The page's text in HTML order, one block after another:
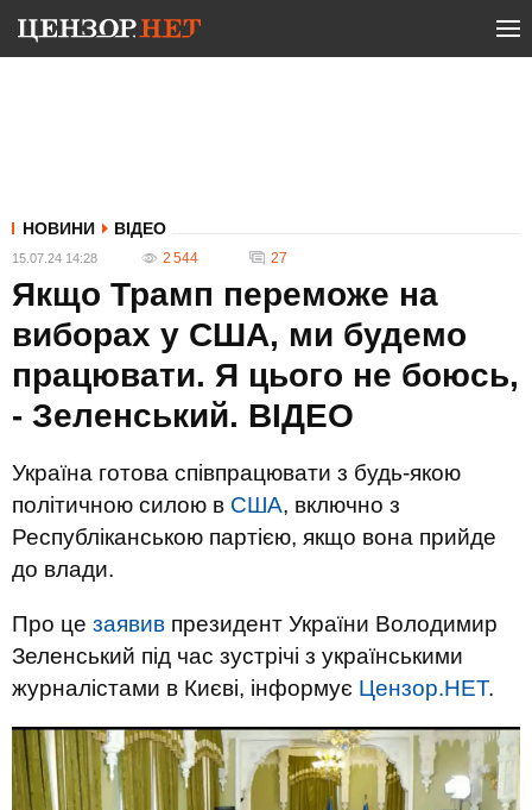
НОВИНИ ВІДЕО
15.07.24 14:28 2 544 27
Якщо Трамп переможе на
виборах у США, ми будемо
працювати. Я цього не боюсь,
- Зеленський. ВIДЕО
Україна готова співпрацювати з будь-якою
політичною силою в США, включно з
Республіканською партією, якщо вона прийде
до влади.
Про це заявив президент України Володимир
Зеленський під час зустрічі з українськими
журналістами в Києві, інформує Цензор.НЕТ.